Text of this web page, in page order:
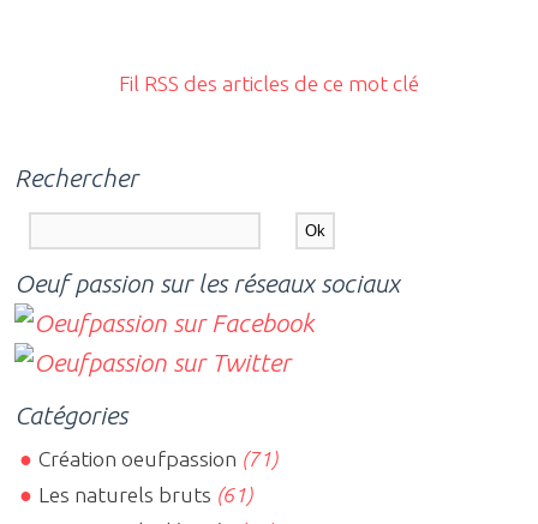
Fil RSS des articles de ce mot clé
Rechercher
Oeuf passion sur les réseaux sociaux
Catégories
Création oeufpassion (71)
Les naturels bruts (61)